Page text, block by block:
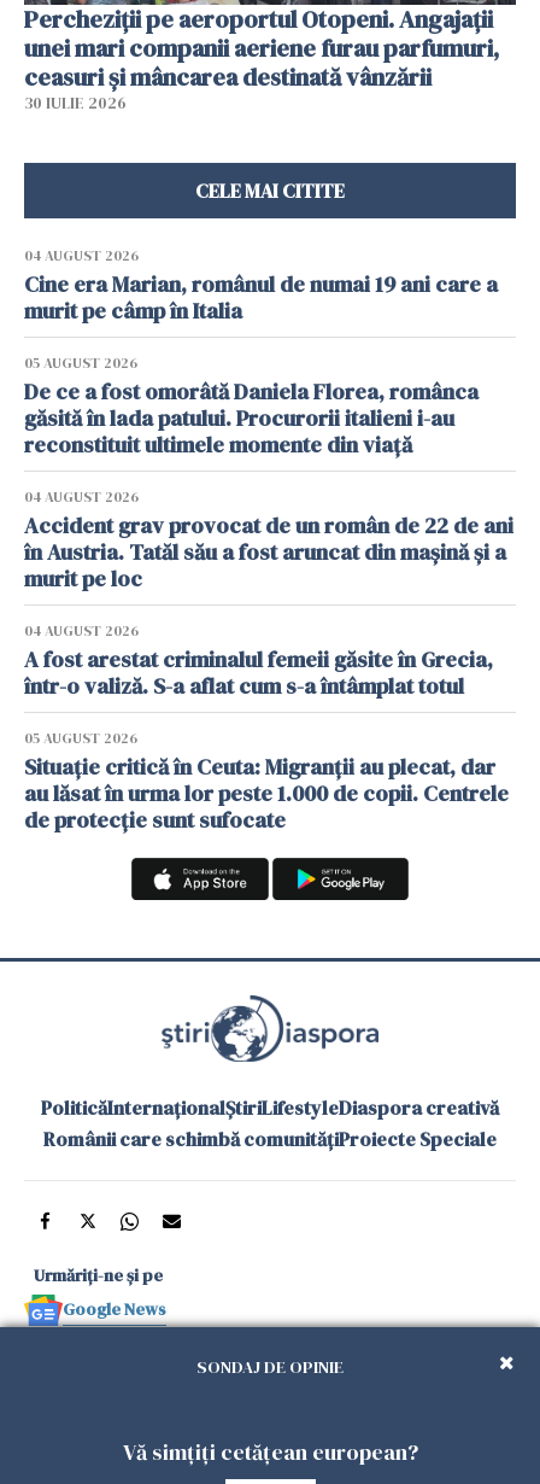
Percheziții pe aeroportul Otopeni. Angajații
unei mari companii aeriene furau parfumuri,
ceasuri și mâncarea destinată vânzării
30 IULIE 2026
CELE MAI CITITE
04 AUGUST 2026
Cine era Marian, românul de numai 19 ani care a
murit pe câmp în Italia
05 AUGUST 2026
De ce a fost omorâtă Daniela Florea, românca
găsită în lada patului. Procurorii italieni i-au
reconstituit ultimele momente din viață
04 AUGUST 2026
Accident grav provocat de un român de 22 de ani
în Austria. Tatăl său a fost aruncat din mașină și a
murit pe loc
04 AUGUST 2026
A fost arestat criminalul femeii găsite în Grecia,
într-o valiză. S-a aflat cum s-a întâmplat totul
05 AUGUST 2026
Situație critică în Ceuta: Migranții au plecat, dar
au lăsat în urma lor peste 1.000 de copii. Centrele
de protecție sunt sufocate
PoliticăInternaționalȘtiriLifestyleDiaspora creativă
Românii care schimbă comunitățiProiecte Speciale
Urmăriți-ne și pe
Google News
Politica de
Politica
Cookies
Gestionați
preferințele
Declarație de
SONDAJ DE OPINIE
Vă simțiți cetățean european?